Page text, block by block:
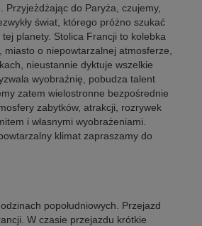
Przyjeżdżając do Paryża, czujemy,
świat, którego próżno szukać
planety. Stolica Francji to kolebka
miasto o niepowtarzalnej atmosferze,
nieustannie dyktuje wszelkie
wyobraźnię, pobudza talent
zatem wielostronne bezpośrednie
zabytków, atrakcji, rozrywek
i własnymi wyobrażeniami.
klimat zapraszamy do
popołudniowych. Przejazd
W czasie przejazdu krótkie